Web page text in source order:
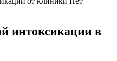
интоксикации в